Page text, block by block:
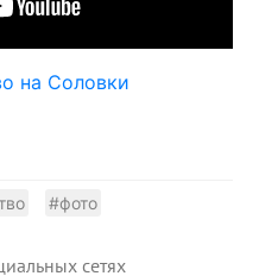
на Соловки
#фото
сетях